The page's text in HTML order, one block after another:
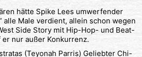
hätte Spike Lees umwerfender
alle Male verdient, allein schon wegen
Side Story mit Hip-Hop- und Beat-
nur außer Konkurrenz.
(Teyonah Parris) Geliebter Chi-